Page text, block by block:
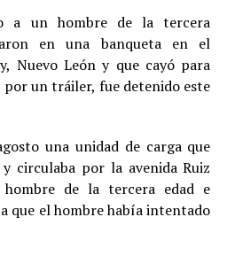
a un hombre de la tercera
en una banqueta en el
Nuevo León y que cayó para
por un tráiler, fue detenido este
una unidad de carga que
circulaba por la avenida Ruiz
de la tercera edad e
que el hombre había intentado